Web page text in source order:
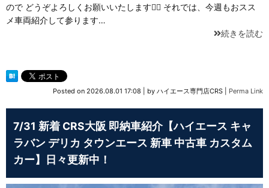
ので どうぞよろしくお願いいたします💁‍♂️ それでは、今週もおスス
メ車両紹介して参ります…
続きを読む
Posted on 2026.08.01 17:08 by ハイエース専門店CRS Perma Link
7/31 新着 CRS大阪 即納車紹介【ハイエース キャ
ラバン デリカ タウンエース 新車 中古車 カスタム
カー】日々更新中！